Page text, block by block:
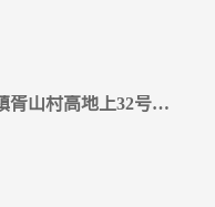
嘉兴市南湖区大桥镇胥山村高地上32号3幢